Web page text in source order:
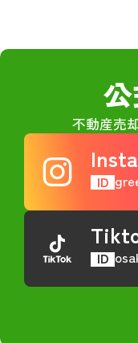
不動産売
ID
ID